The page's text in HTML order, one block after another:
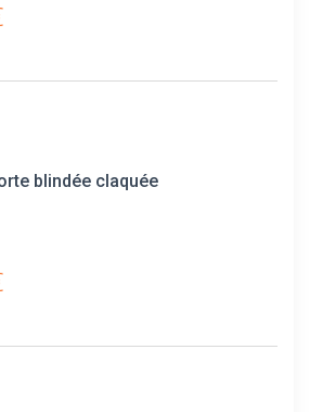
blindée claquée